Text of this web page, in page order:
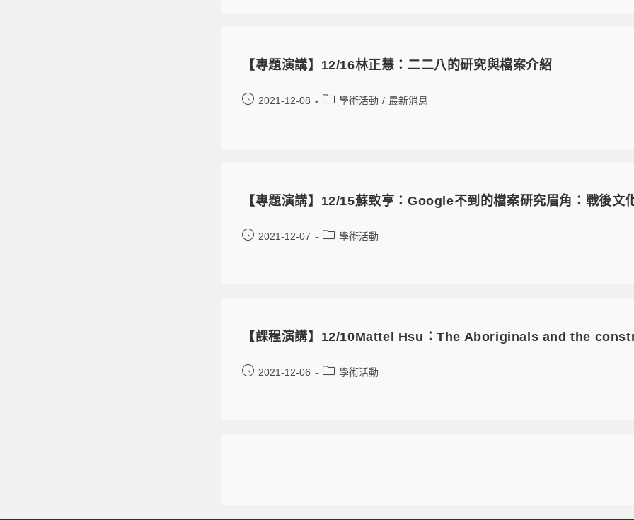
【專題演講】12/16林正慧：二二八的研究與檔案介紹
2021-12-08 學術活動 / 最新消息
【專題演講】12/15蘇致亨：Google不到的檔案研究眉角：戰後文
2021-12-07 學術活動
【課程演講】12/10Mattel Hsu：The Aboriginals and the
2021-12-06 學術活動